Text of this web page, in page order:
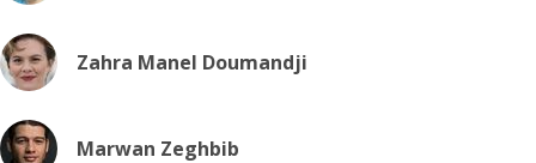
Zahra Manel Doumandji
Marwan Zeghbib